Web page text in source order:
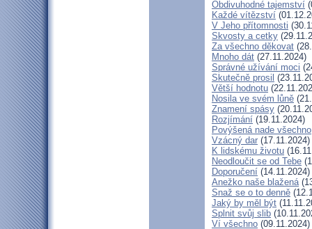
Obdivuhodné tajemství
Každé vítězství
V Jeho přítomnosti
Skvosty a cetky
Za všechno děkovat
Mnoho dát (27.11.2024)
Správné užívání moci
Skutečně prosil
Větší hodnotu
Nosila ve svém lůně
Znamení spásy
Rozjímání (19.11.2024)
Povýšená nade všechno
Vzácný dar (17.11.2024)
K lidskému životu
Neodloučit se od Tebe
Doporučení (14.11.2024)
Anežko naše blažená
Snaž se o to denně
Jaký by měl být
Splnit svůj slib
Ví všechno (09.11.2024)